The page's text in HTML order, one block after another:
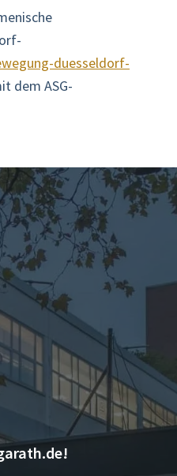
duesseldorf-
dem ASG-